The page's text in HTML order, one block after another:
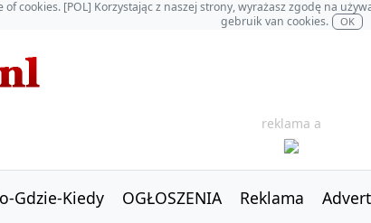
cookies. [POL] Korzystając z naszej strony, wyrażasz zgodę na
gebruik van cookies.
OK
reklama a
Gdzie-Kiedy OGŁOSZENIA Reklama